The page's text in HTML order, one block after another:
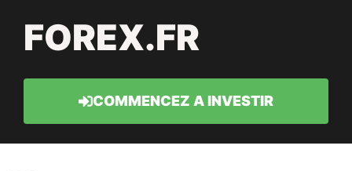
FOREX.FR
COMMENCEZ A INVESTIR